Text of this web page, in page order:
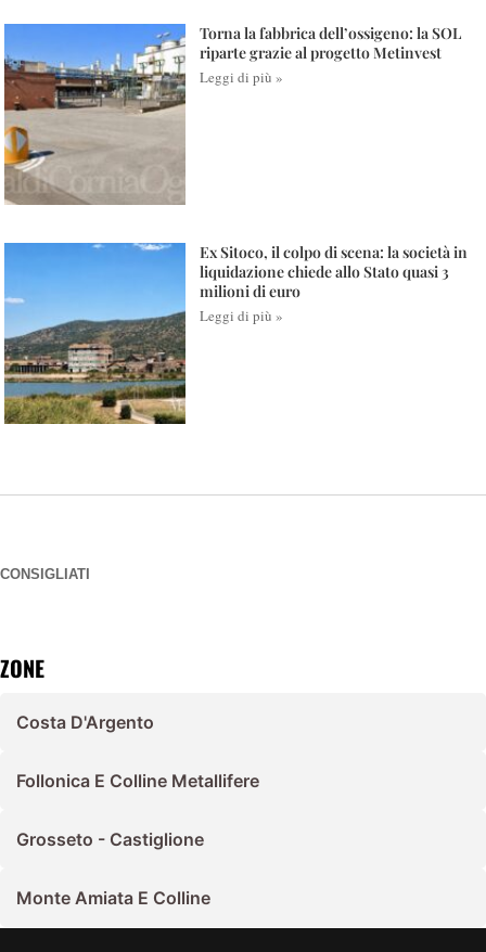
Torna la fabbrica dell’ossigeno: la SOL
riparte grazie al progetto Metinvest
Leggi di più »
Ex Sitoco, il colpo di scena: la società in
liquidazione chiede allo Stato quasi 3
milioni di euro
Leggi di più »
CONSIGLIATI
ZONE
Costa D'Argento
Follonica E Colline Metallifere
Grosseto - Castiglione
Monte Amiata E Colline